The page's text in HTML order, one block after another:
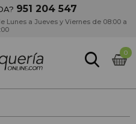
951 204 547
Lunes a Jueves y Viernes de 08:00 a
0